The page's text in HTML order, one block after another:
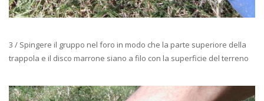
3 / Spingere il gruppo nel foro in modo che la parte superiore della
trappola e il disco marrone siano a filo con la superficie del terreno